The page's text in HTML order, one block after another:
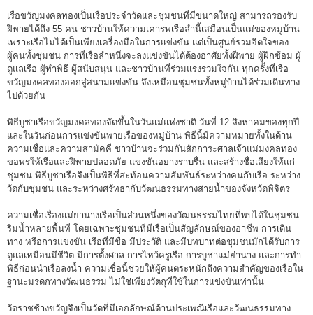
เรือขวัญมงคลทองเป็นเรือประจำวัดและชุมชนที่มีขนาดใหญ่ สามารถรองรับ
ฝีพายได้ถึง 55 คน ชาวบ้านให้ความเคารพเรือลำนี้เสมือนเป็นแม่ของหมู่บ้าน
เพราะเรือไม่ได้เป็นเพียงเครื่องมือในการแข่งขัน แต่เป็นศูนย์รวมจิตใจของ
ผู้คนทั้งชุมชน การที่เรือลำหนึ่งจะลงแข่งขันได้ต้องอาศัยทั้งฝีพาย ผู้ฝึกซ้อม ผู้
ดูแลเรือ ผู้ทำพิธี ผู้สนับสนุน และชาวบ้านที่ร่วมแรงร่วมใจกัน ทุกครั้งที่เรือ
ขวัญมงคลทองออกสู่สนามแข่งขัน จึงเหมือนชุมชนทั้งหมู่บ้านได้ร่วมเดินทาง
ไปด้วยกัน
พิธีบูชาเรือขวัญมงคลทองจัดขึ้นในวันแม่แห่งชาติ วันที่ 12 สิงหาคมของทุกปี
และในวันก่อนการแข่งขันพายเรือของหมู่บ้าน พิธีนี้มีความหมายทั้งในด้าน
ความเชื่อและความสามัคคี ชาวบ้านจะร่วมกันสักการะศาลเจ้าแม่มงคลทอง
ขอพรให้เรือและฝีพายปลอดภัย แข่งขันอย่างราบรื่น และสร้างชื่อเสียงให้แก่
ชุมชน พิธีบูชาเรือจึงเป็นพิธีที่สะท้อนความสัมพันธ์ระหว่างคนกับเรือ ระหว่าง
วัดกับชุมชน และระหว่างศรัทธากับวัฒนธรรมทางสายน้ำของจังหวัดพิจิตร
ความเชื่อเรื่องแม่ย่านางเรือเป็นส่วนหนึ่งของวัฒนธรรมไทยที่พบได้ในชุมชน
ริมน้ำหลายพื้นที่ โดยเฉพาะชุมชนที่มีเรือเป็นสัญลักษณ์ของอาชีพ การเดิน
ทาง หรือการแข่งขัน เรือที่มีชื่อ มีประวัติ และมีบทบาทต่อชุมชนมักได้รับการ
ดูแลเหมือนมีชีวิต มีการตั้งศาล การไหว้ครูเรือ การบูชาแม่ย่านาง และการทำ
พิธีก่อนนำเรือลงน้ำ ความเชื่อนี้ช่วยให้ผู้คนตระหนักถึงความสำคัญของเรือใน
ฐานะมรดกทางวัฒนธรรม ไม่ใช่เพียงวัตถุที่ใช้ในการแข่งขันเท่านั้น
วัดราชช้างขวัญจึงเป็นวัดที่มีเอกลักษณ์ด้านประเพณีเรือและวัฒนธรรมทาง